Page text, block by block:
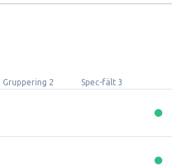
Gruppering 2 Spec-fält 3